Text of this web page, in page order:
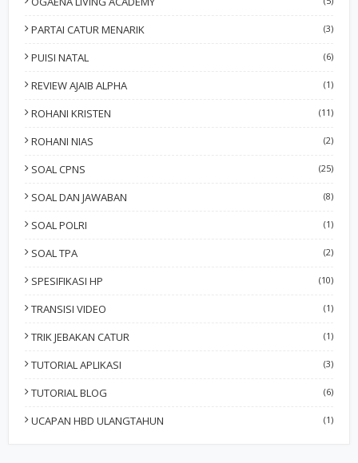
PARTAI CATUR MENARIK (3)
PUISI NATAL (6)
REVIEW AJAIB ALPHA (1)
ROHANI KRISTEN (11)
ROHANI NIAS (2)
SOAL CPNS (25)
SOAL DAN JAWABAN (8)
SOAL POLRI (1)
SOAL TPA (2)
SPESIFIKASI HP (10)
TRANSISI VIDEO (1)
TRIK JEBAKAN CATUR (1)
TUTORIAL APLIKASI (3)
TUTORIAL BLOG (6)
UCAPAN HBD ULANGTAHUN (1)